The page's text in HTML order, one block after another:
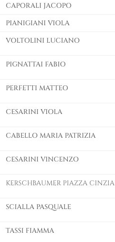
CAPORALI JACOPO
PIANIGIANI VIOLA
VOLTOLINI LUCIANO
PIGNATTAI FABIO
PERFETTI MATTEO
CESARINI VIOLA
CABELLO MARIA PATRIZIA
CESARINI VINCENZO
KERSCHBAUMER PIAZZA CINZIA
SCIALLA PASQUALE
TASSI FIAMMA